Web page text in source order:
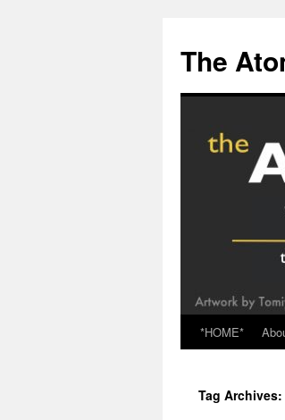
content
The
*HOME*
Tag Archives: